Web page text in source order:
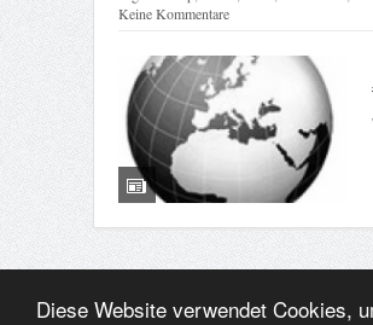
Diese Website verwendet Cookies,
Keine Kommentare
© ¥akuza112 Inc. 2010 - All rights